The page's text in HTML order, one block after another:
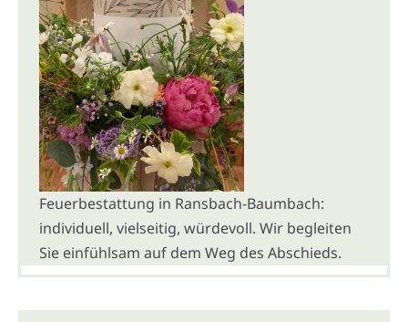
Feuerbestattung in Ransbach-Baumbach:
individuell, vielseitig, würdevoll. Wir begleiten
Sie einfühlsam auf dem Weg des Abschieds.